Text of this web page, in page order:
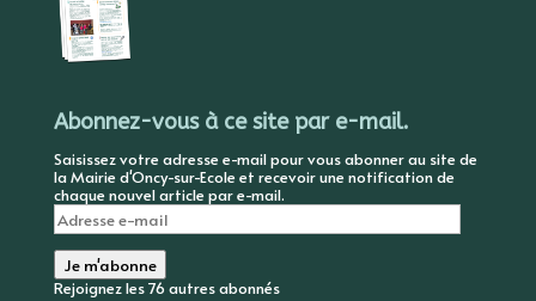
Abonnez-vous à ce site par e-mail.
Saisissez votre adresse e-mail pour vous abonner au site de
la Mairie d'Oncy-sur-Ecole et recevoir une notification de
chaque nouvel article par e-mail.
Adresse
e-
mail
Je m'abonne
Rejoignez les 76 autres abonnés